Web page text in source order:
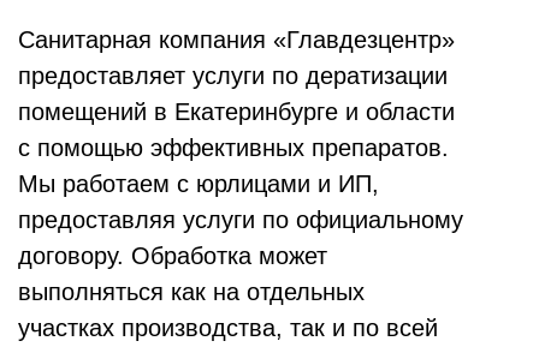
Санитарная компания «Главдезцентр»
предоставляет услуги по дератизации
помещений в Екатеринбурге и области
с помощью эффективных препаратов.
Мы работаем с юрлицами и ИП,
предоставляя услуги по официальному
договору. Обработка может
выполняться как на отдельных
участках производства, так и по всей